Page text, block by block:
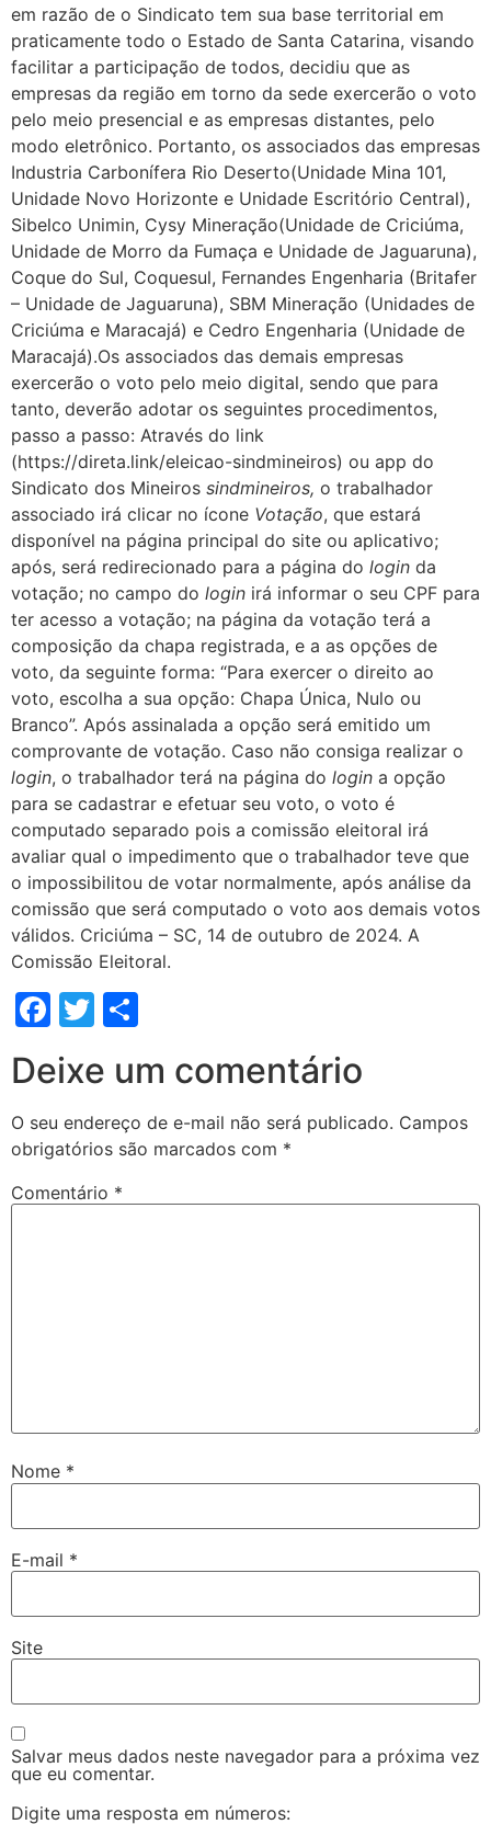
em razão de o Sindicato tem sua base territorial em
praticamente todo o Estado de Santa Catarina, visando
facilitar a participação de todos, decidiu que as
empresas da região em torno da sede exercerão o voto
pelo meio presencial e as empresas distantes, pelo
modo eletrônico. Portanto, os associados das empresas
Industria Carbonífera Rio Deserto(Unidade Mina 101,
Unidade Novo Horizonte e Unidade Escritório Central),
Sibelco Unimin, Cysy Mineração(Unidade de Criciúma,
Unidade de Morro da Fumaça e Unidade de Jaguaruna),
Coque do Sul, Coquesul, Fernandes Engenharia (Britafer
– Unidade de Jaguaruna), SBM Mineração (Unidades de
Criciúma e Maracajá) e Cedro Engenharia (Unidade de
Maracajá).Os associados das demais empresas
exercerão o voto pelo meio digital, sendo que para
tanto, deverão adotar os seguintes procedimentos,
passo a passo: Através do link
(https://direta.link/eleicao-sindmineiros) ou app do
Sindicato dos Mineiros sindmineiros, o trabalhador
associado irá clicar no ícone Votação, que estará
disponível na página principal do site ou aplicativo;
após, será redirecionado para a página do login da
votação; no campo do login irá informar o seu CPF para
ter acesso a votação; na página da votação terá a
composição da chapa registrada, e a as opções de
voto, da seguinte forma: “Para exercer o direito ao
voto, escolha a sua opção: Chapa Única, Nulo ou
Branco”. Após assinalada a opção será emitido um
comprovante de votação. Caso não consiga realizar o
login, o trabalhador terá na página do login a opção
para se cadastrar e efetuar seu voto, o voto é
computado separado pois a comissão eleitoral irá
avaliar qual o impedimento que o trabalhador teve que
o impossibilitou de votar normalmente, após análise da
comissão que será computado o voto aos demais votos
válidos. Criciúma – SC, 14 de outubro de 2024. A
Comissão Eleitoral.
Facebook
Twitter
Deixe um comentário
O seu endereço de e-mail não será publicado. Campos
obrigatórios são marcados com *
Comentário *
Nome *
E-mail *
Site
Salvar meus dados neste navegador para a próxima vez
que eu comentar.
Digite uma resposta em números: